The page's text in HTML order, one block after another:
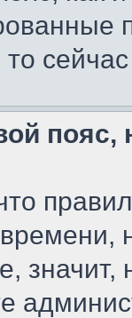
пояс,
значит,